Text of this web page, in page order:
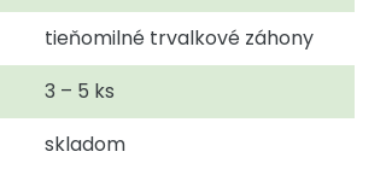
tieňomilné trvalkové záhony
3 – 5 ks
skladom